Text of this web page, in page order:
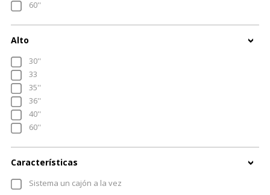
60''
Alto
30''
33
35''
36''
40''
60''
Características
Sistema un cajón a la vez